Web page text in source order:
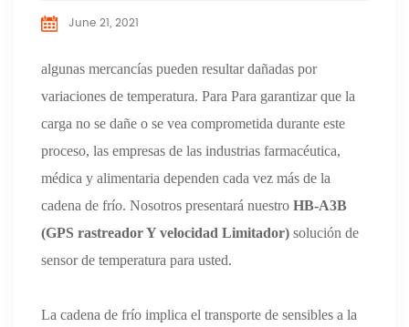
June 21, 2021
algunas mercancías pueden resultar dañadas por
variaciones de temperatura. Para Para garantizar que la
carga no se dañe o se vea comprometida durante este
proceso, las empresas de las industrias farmacéutica,
médica y alimentaria dependen cada vez más de la
cadena de frío. Nosotros presentará nuestro HB-A3B
(GPS rastreador Y velocidad Limitador) solución de
sensor de temperatura para usted.
La cadena de frío implica el transporte de sensibles a la